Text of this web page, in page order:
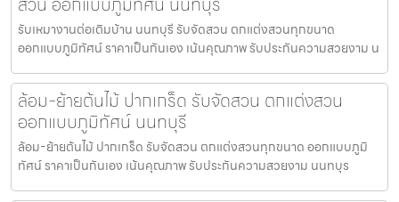
รับเหมางานต่อเติมบ้าน นนทบุรี รับจัดสวน ตกแต่งสวนทุกขนาด
ออกแบบภูมิทัศน์ ราคาเป็นกันเอง เน้นคุณภาพ รับประกันความสวยงาม น
ล้อม-ย้ายต้นไม้ ปากเกร็ด รับจัดสวน ตกแต่งสวน
ออกแบบภูมิทัศน์ นนทบุรี
ล้อม-ย้ายต้นไม้ ปากเกร็ด รับจัดสวน ตกแต่งสวนทุกขนาด ออกแบบภูมิ
ทัศน์ ราคาเป็นกันเอง เน้นคุณภาพ รับประกันความสวยงาม นนทบุร